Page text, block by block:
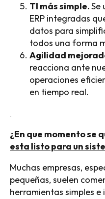
TI más simple.Se
ERP integradas
datos para
todos una forma
Agilidad
reacciona ante
operaciones
en tiempo real.
¿En que momento se
esta listo para un
Muchas empresas,
pequeñas, suelen
herramientas simples